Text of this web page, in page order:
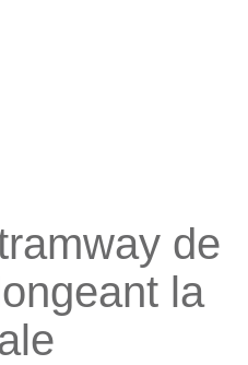
de
la